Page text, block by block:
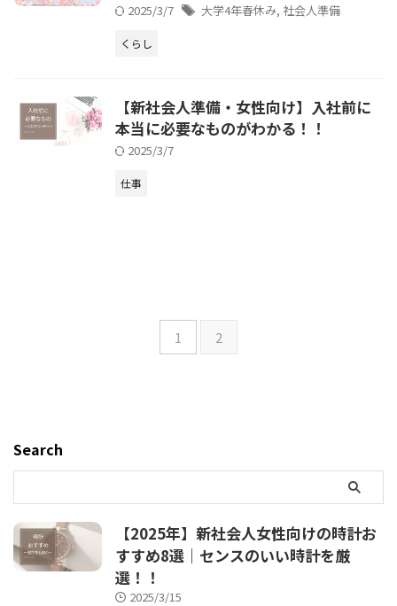
2025/3/7 大学4年春休み, 社会人準備
くらし
【新社会人準備・女性向け】入社前に
本当に必要なものがわかる！！
2025/3/7
仕事
1 2
Search
【2025年】新社会人女性向けの時計お
すすめ8選｜センスのいい時計を厳
選！！
2025/3/15